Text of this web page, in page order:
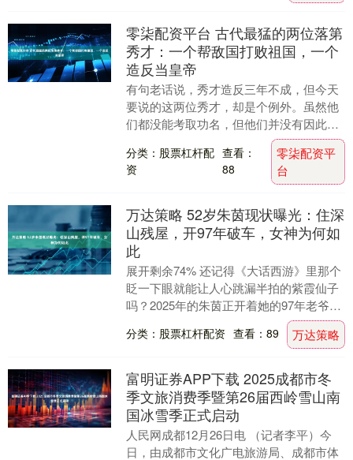
零柒配资平台 古代最猛的两位落第
秀才：一个帮敌国打败祖国，一个
造反当皇帝
有句老话说，秀才造反三年不成，但今天
要说的这两位秀才，却是个例外。虽然他
们都没能考取功名，但他们并没有因此气
馁，一个跑去敌国当宰相，另一个则带领
起义自立为帝。 ....
分类：股票杠杆配
资
查看：
88
零柒配资平
台
万达策略 52岁朱茵现状曝光：住深
山残屋，开97年破车，女神为何如
此
展开剩余74% 还记得《大话西游》里那个
眨一下眼就能让人心跳漏半拍的紫霞仙子
吗？2025年的朱茵正开着她的97年老爷
车，慢悠悠行驶在深山小路上，车后座还
放着刚摘....
分类：股票杠杆配资 查看：89 万达策略
富明证券APP下载 2025成都市冬
季文旅消费季暨第26届西岭雪山南
国冰雪季正式启动
人民网成都12月26日电 （记者李平）今
日，由成都市文化广电旅游局、成都市体